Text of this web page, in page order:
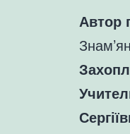
Автор